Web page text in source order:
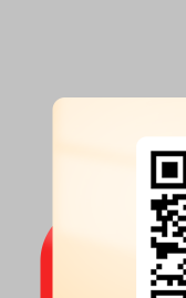
主力净比：
超大单净比：